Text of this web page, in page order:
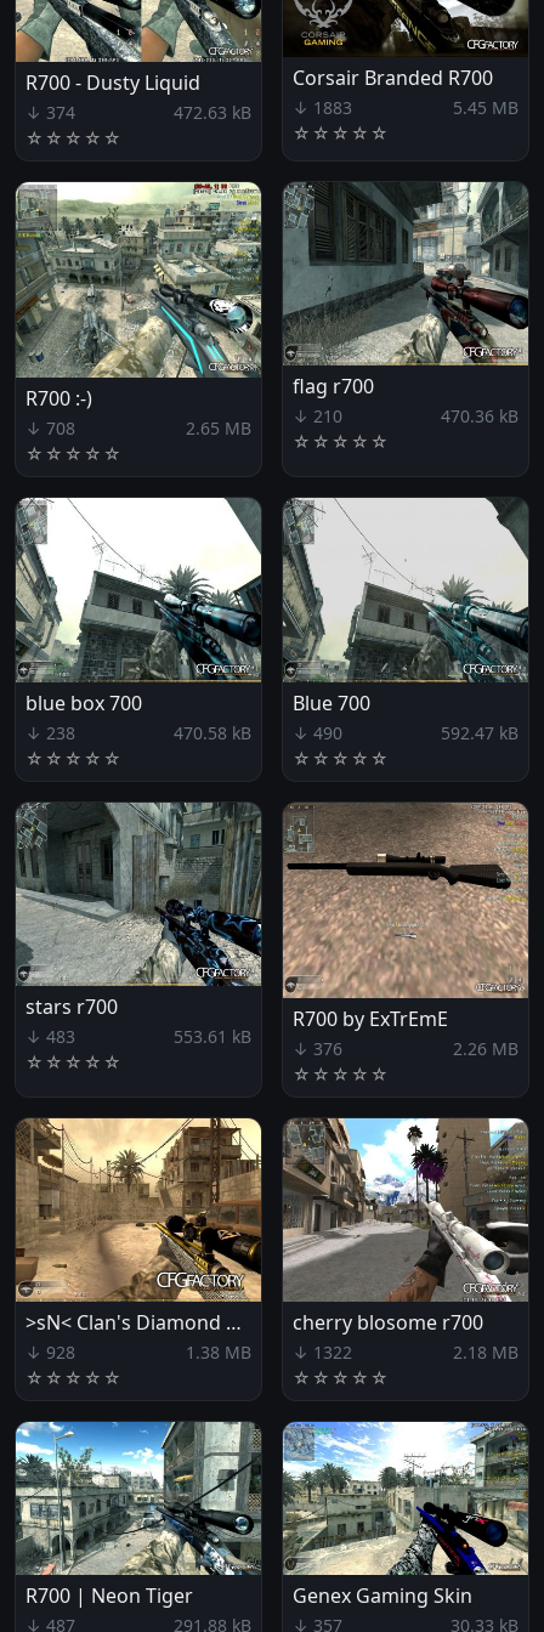
R700 - Dusty Liquid
↓ 374
472.63 kB
☆ ☆ ☆ ☆ ☆
Corsair Branded R700
↓ 1883
5.45 MB
☆ ☆ ☆ ☆ ☆
R700 :-)
↓ 708
2.65 MB
☆ ☆ ☆ ☆ ☆
flag r700
↓ 210
470.36 kB
☆ ☆ ☆ ☆ ☆
blue box 700
↓ 238
470.58 kB
☆ ☆ ☆ ☆ ☆
Blue 700
↓ 490
592.47 kB
☆ ☆ ☆ ☆ ☆
stars r700
↓ 483
553.61 kB
☆ ☆ ☆ ☆ ☆
R700 by ExTrEmE
↓ 376
2.26 MB
☆ ☆ ☆ ☆ ☆
>sN< Clan's Diamond R700
↓ 928
1.38 MB
☆ ☆ ☆ ☆ ☆
cherry blosome r700
↓ 1322
2.18 MB
☆ ☆ ☆ ☆ ☆
R700 | Neon Tiger
↓ 487 291.88 kB
Genex Gaming Skin
↓ 357 30.33 kB